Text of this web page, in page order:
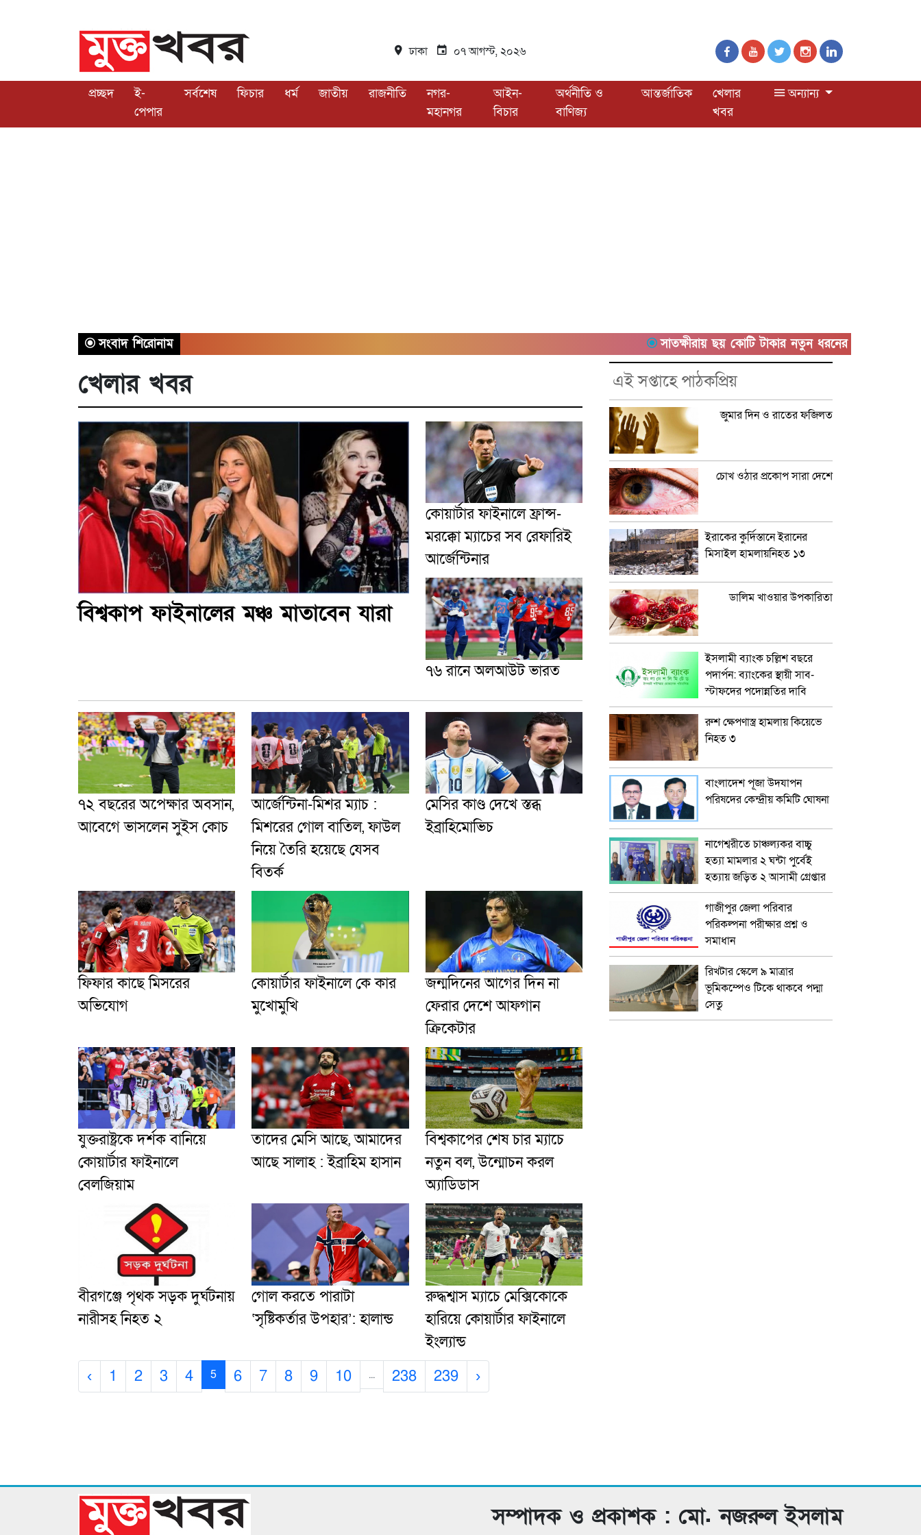
ঢাকা ০৭ আগস্ট, ২০২৬
প্রচ্ছদ
ই-
পেপার
সর্বশেষ ফিচার ধর্ম জাতীয় রাজনীতি
নগর-
মহানগর
আইন-
বিচার
অর্থনীতি ও
বাণিজ্য
আন্তর্জাতিক
খেলার
খবর
অন্যান্য
সংবাদ শিরোনাম সাতক্ষীরায় ছয় কোটি টাকার নতুন ধরনের ‘কুশ’ মাদকসহ আটক
খেলার খবর
বিশ্বকাপ ফাইনালের মঞ্চ মাতাবেন যারা
কোয়ার্টার ফাইনালে ফ্রান্স-
মরক্কো ম্যাচের সব রেফারিই
আর্জেন্টিনার
৭৬ রানে অলআউট ভারত
৭২ বছরের অপেক্ষার অবসান,
আবেগে ভাসলেন সুইস কোচ
আর্জেন্টিনা-মিশর ম্যাচ :
মিশরের গোল বাতিল, ফাউল
নিয়ে তৈরি হয়েছে যেসব
বিতর্ক
মেসির কাণ্ড দেখে স্তব্ধ
ইব্রাহিমোভিচ
ফিফার কাছে মিসরের
অভিযোগ
কোয়ার্টার ফাইনালে কে কার
মুখোমুখি
জন্মদিনের আগের দিন না
ফেরার দেশে আফগান
ক্রিকেটার
যুক্তরাষ্ট্রকে দর্শক বানিয়ে
কোয়ার্টার ফাইনালে
বেলজিয়াম
তাদের মেসি আছে, আমাদের
আছে সালাহ : ইব্রাহিম হাসান
বিশ্বকাপের শেষ চার ম্যাচে
নতুন বল, উন্মোচন করল
অ্যাডিডাস
বীরগঞ্জে পৃথক সড়ক দুর্ঘটনায়
নারীসহ নিহত ২
গোল করতে পারাটা
‘সৃষ্টিকর্তার উপহার’: হালান্ড
রুদ্ধশ্বাস ম্যাচে মেক্সিকোকে
হারিয়ে কোয়ার্টার ফাইনালে
ইংল্যান্ড
এই সপ্তাহে পাঠকপ্রিয়
জুমার দিন ও রাতের ফজিলত
চোখ ওঠার প্রকোপ সারা দেশে
ইরাকের কুর্দিস্তানে ইরানের
মিসাইল হামলায়নিহত ১৩
ডালিম খাওয়ার উপকারিতা
ইসলামী ব্যাংক চল্লিশ বছরে
পদার্পন: ব্যাংকের স্থায়ী সাব-
স্টাফদের পদোন্নতির দাবি
রুশ ক্ষেপণাস্ত্র হামলায় কিয়েভে
নিহত ৩
বাংলাদেশ পূজা উদযাপন
পরিষদের কেন্দ্রীয় কমিটি ঘোষনা
নাগেশ্বরীতে চাঞ্চল্যকর বাচ্চু
হত্যা মামলার ২ ঘন্টা পুর্বেই
হত্যায় জড়িত ২ আসামী গ্রেপ্তার
গাজীপুর জেলা পরিবার
পরিকল্পনা পরীক্ষার প্রশ্ন ও
সমাধান
রিখটার স্কেলে ৯ মাত্রার
ভূমিকম্পেও টিকে থাকবে পদ্মা
সেতু
‹ 1 2 3 4 5 6 7 8 9 10 ... 238 239 ›
সম্পাদক ও প্রকাশক : মো. নজরুল ইসলাম